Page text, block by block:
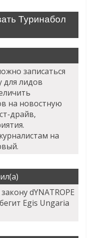
Туринабол
записаться
для лидов
на новостную
драйв,
на
dYNATROPE
Egis Ungaria